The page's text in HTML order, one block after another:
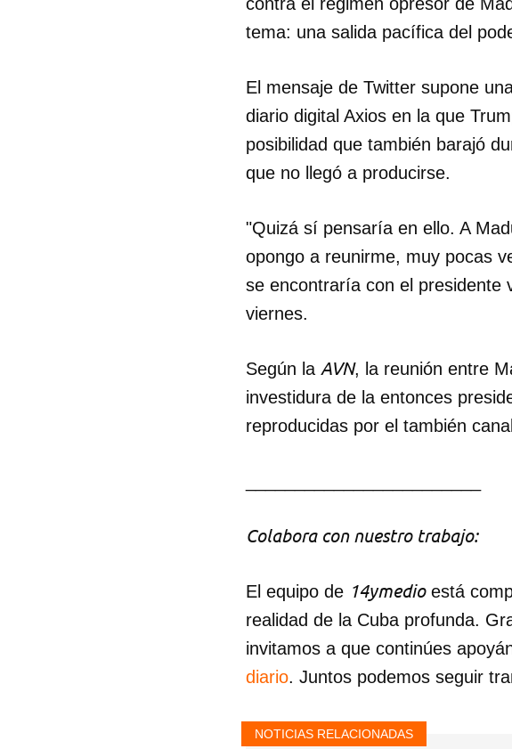
Guardar como favorito
tema: una salida pacífica del
El mensaje de Twitter supone
diario digital Axios en la que
posibilidad que también barajó
que no llegó a producirse.
"Quizá sí pensaría en ello. A
opongo a reunirme, muy pocas
se encontraría con el presidente
viernes.
Según la AVN, la reunión entre
investidura de la entonces
reproducidas por el también
Colabora con nuestro trabajo:
El equipo de 14ymedioestá
realidad de la Cuba profunda.
invitamos a que continúes
diario. Juntos podemos seguir
NOTICIAS RELACIONADAS